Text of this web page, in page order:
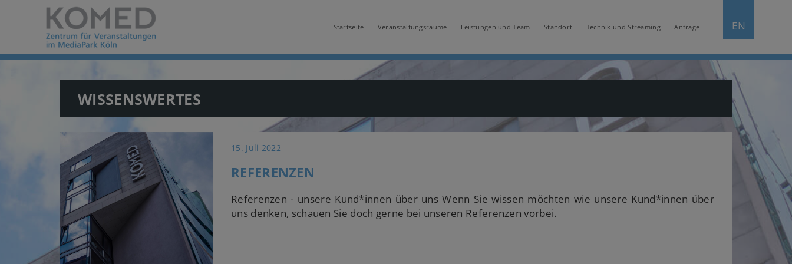
EN
Startseite Veranstaltungsräume Leistungen und Team Standort Technik und Streaming Anfrage
WISSENSWERTES
15. Juli 2022
REFERENZEN
Referenzen - unsere Kund*innen über uns Wenn Sie wissen möchten wie unsere Kund*innen über
uns denken, schauen Sie doch gerne bei unseren Referenzen vorbei.